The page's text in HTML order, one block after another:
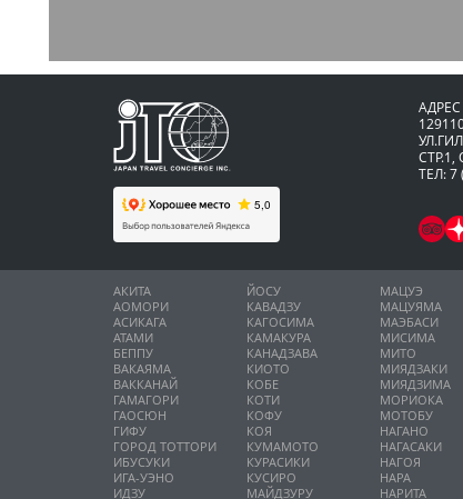
СТР.1,
ТЕЛ: 7
АКИТА
АОМОРИ
АСИКАГА
АТАМИ
БЕППУ
ВАКАЯМА
ВАККАНАЙ
ГАМАГОРИ
ГАОСЮН
ГИФУ
ГОРОД ТОТТОРИ
ИБУСУКИ
ИГА-УЭНО
ИДЗУ
ЙОСУ
КАВАДЗУ
КАГОСИМА
КАМАКУРА
КАНАДЗАВА
КИОТО
КОБЕ
КОТИ
КОФУ
КОЯ
КУМАМОТО
КУРАСИКИ
КУСИРО
МАЙДЗУРУ
МАЦУЭ
МАЦУЯМА
МАЭБАСИ
МИСИМА
МИТО
МИЯДЗАКИ
МИЯДЗИМА
МОРИОКА
МОТОБУ
НАГАНО
НАГАСАКИ
НАГОЯ
НАРА
НАРИТА